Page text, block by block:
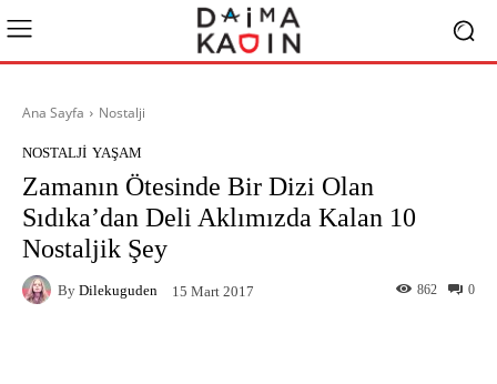
Ana Sayfa Nostalji
NOSTALJI YAŞAM
Zamanın Ötesinde Bir Dizi Olan
Sıdıka’dan Deli Aklımızda Kalan 10
Nostaljik Şey
By Dilekuguden 15 Mart 2017 0
862